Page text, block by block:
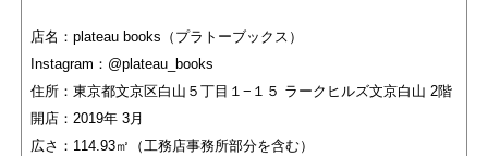
店名：plateau books（プラトーブックス）
Instagram：@plateau_books
住所：東京都文京区白山５丁目１−１５ ラークヒルズ文京白山 2階
開店：2019年 3月
広さ：114.93㎡（工務店事務所部分を含む）